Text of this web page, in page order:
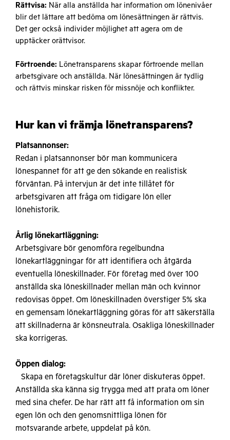
Rättvisa: När alla anställda har information om lönenivåer
blir det lättare att bedöma om lönesättningen är rättvis.
Det ger också individer möjlighet att agera om de
upptäcker orättvisor.
Förtroende: Lönetransparens skapar förtroende mellan
arbetsgivare och anställda. När lönesättningen är tydlig
och rättvis minskar risken för missnöje och konflikter.
Hur kan vi främja lönetransparens?
Platsannonser:
Redan i platsannonser bör man kommunicera
lönespannet för att ge den sökande en realistisk
förväntan. På intervjun är det inte tillåtet för
arbetsgivaren att fråga om tidigare lön eller
lönehistorik.
Årlig lönekartläggning:
Arbetsgivare bör genomföra regelbundna
lönekartläggningar för att identifiera och åtgärda
eventuella löneskillnader. För företag med över 100
anställda ska löneskillnader mellan män och kvinnor
redovisas öppet. Om löneskillnaden överstiger 5% ska
en gemensam lönekartläggning göras för att säkerställa
att skillnaderna är könsneutrala. Osakliga löneskillnader
ska korrigeras.
Öppen dialog:
Skapa en företagskultur där löner diskuteras öppet.
Anställda ska känna sig trygga med att prata om löner
med sina chefer. De har rätt att få information om sin
egen lön och den genomsnittliga lönen för
motsvarande arbete, uppdelat på kön.